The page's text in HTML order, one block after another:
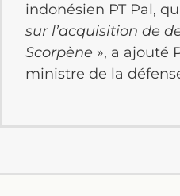
indonésien PT Pal,
sur l’acquisition de
Scorpène », a ajouté
ministre de la